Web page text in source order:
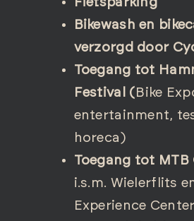
Bikewash en
verzorgd door
Toegang tot
Festival ( Bike
entertainment,
horeca)
Toegang tot MTB
i.s.m. Wielerflits
Experience Center